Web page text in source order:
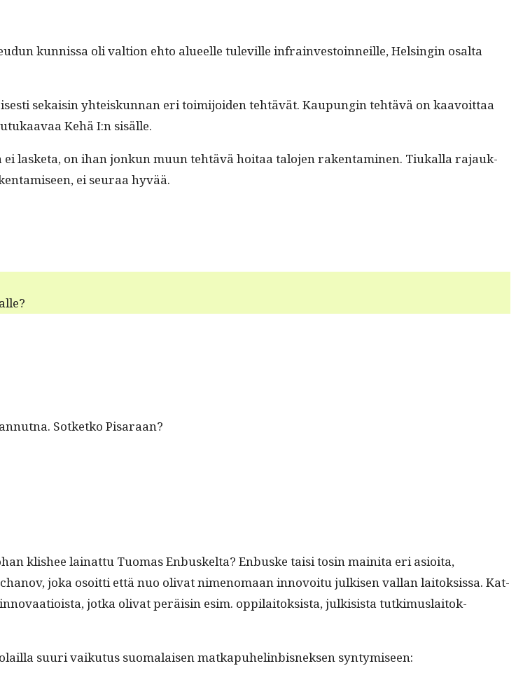
kun­nis­sa oli val­tion ehto alueelle tuleville infrain­vestoin­neille, Helsin­gin osalta
sekaisin yhteiskun­nan eri toim­i­joiden tehtävät. Kaupun­gin tehtävä on kaavoit­taa
Kehä I:n sisälle.
las­ke­ta, on ihan jonkun muun tehtävä hoitaa talo­jen rak­en­t­a­mi­nen. Tiukalla rajauk­
ei seu­raa hyvää.
Sotketko Pisaraan?
klishee lainat­tu Tuo­mas Enbuskelta? Enbuske taisi tosin maini­ta eri asioi­ta,
joka osoit­ti että nuo oli­vat nimeno­maan innovoitu julkisen val­lan laitok­sis­sa. Kat­
jot­ka oli­vat peräisin esim. oppi­laitok­sista, julk­i­sista tutkimus­laitok­
suuri vaiku­tus suo­ma­laisen matka­puhe­lin­bis­nek­sen syn­tymiseen: